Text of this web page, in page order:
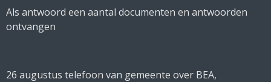
Als antwoord een aantal documenten en antwoorden
ontvangen
26 augustus telefoon van gemeente over BEA,